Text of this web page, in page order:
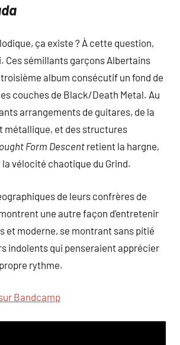
ça existe ? À cette question,
Ces sémillants garçons Albertains
album consécutif un fond de
couches de Black/Death Metal. Au
arrangements de guitares, de la
métallique, et des structures
Form Descentretient la hargne,
vélocité chaotique du Grind.
de leurs confrères de
une autre façon d’entretenir
et moderne, se montrant sans pitié
indolents qui penseraient apprécier
rythme.
Bandcamp